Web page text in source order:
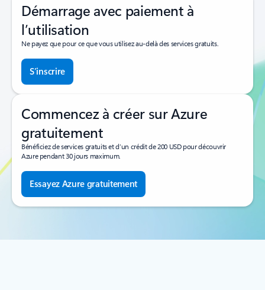
Démarrage avec paiement à
l’utilisation
Ne payez que pour ce que vous utilisez au-delà des services gratuits.
S’inscrire
Commencez à créer sur Azure
gratuitement
Bénéficiez de services gratuits et d’un crédit de 200 USD pour découvrir
Azure pendant 30 jours maximum.
Essayez Azure gratuitement